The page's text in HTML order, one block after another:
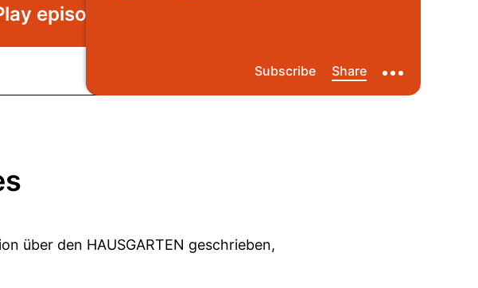
über den HAUSGARTEN geschrieben,